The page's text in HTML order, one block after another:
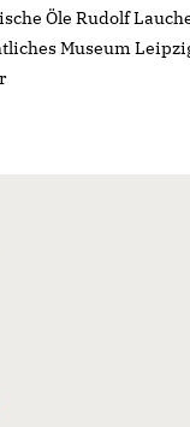
Öle Rudolf
Museum